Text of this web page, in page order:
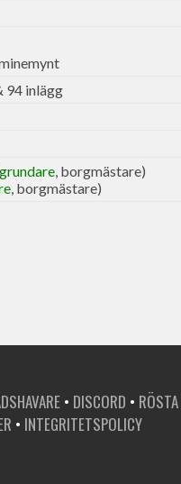
94 inlägg
grundare, borgmästare)
, borgmästare)
• DISCORD • RÖSTA
• INTEGRITETSPOLICY